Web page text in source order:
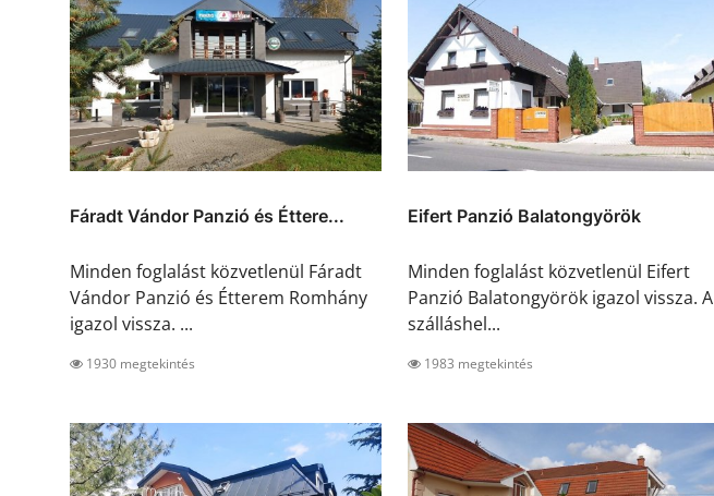
Fáradt Vándor Panzió és Éttere...
Minden foglalást közvetlenül Fáradt
Vándor Panzió és Étterem Romhány
igazol vissza. ...
1930 megtekintés
Eifert Panzió Balatongyörök
Minden foglalást közvetlenül Eifert
Panzió Balatongyörök igazol vissza. A
szálláshel...
1983 megtekintés